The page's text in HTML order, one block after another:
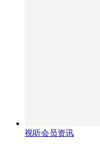
视听会员资讯